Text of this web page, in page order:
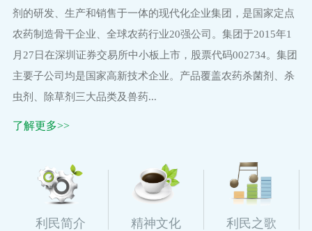
剂的研发、生产和销售于一体的现代化企业集团，是国家定点
农药制造骨干企业、全球农药行业20强公司。集团于2015年1
月27日在深圳证券交易所中小板上市，股票代码002734。集团
主要子公司均是国家高新技术企业。产品覆盖农药杀菌剂、杀
虫剂、除草剂三大品类及兽药...
了解更多>>
利民简介 精神文化 利民之歌